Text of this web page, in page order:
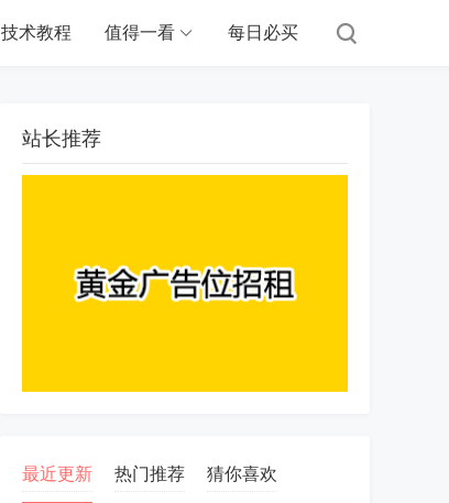
技术教程 值得一看 每日必买
站长推荐
最近更新 热门推荐 猜你喜欢